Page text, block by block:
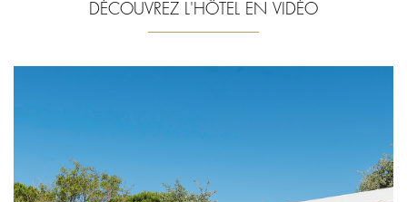
DÉCOUVREZ L'HÔTEL EN VIDÉO